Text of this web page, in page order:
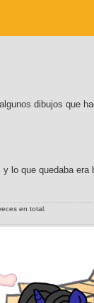
dibujos que
lo que quedaba
en total.